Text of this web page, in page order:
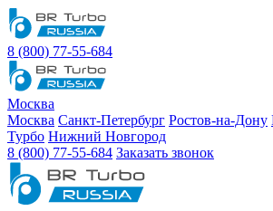
8 (800) 77-55-684
Москва
Москва Санкт-Петербург Ростов-на-Дону
Турбо Нижний Новгород
8 (800) 77-55-684 Заказать звонок